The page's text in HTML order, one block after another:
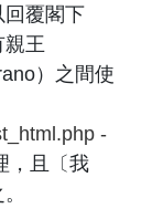
回覆閣下
王
）之間使
-
，且〔我